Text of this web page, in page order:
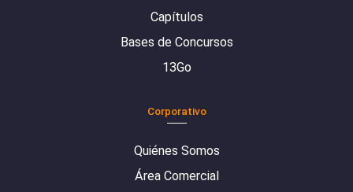
Capítulos
Bases de Concursos
13Go
Corporativo
Quiénes Somos
Área Comercial